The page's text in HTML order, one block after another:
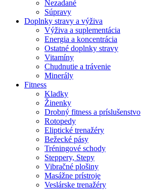
Nezadané
Súpravy
Doplnky stravy a výživa
Výživa a suplementácia
Energia a koncentrácia
Ostatné doplnky stravy
Vitamíny
Chudnutie a trávenie
Minerály
Fitness
Kladky
Žinenky
Drobný fitness a príslušenstvo
Rotopedy
Eliptické trenažéry
Bežecké pásy
Tréningové schody
Steppery, Stepy
Vibračné plošiny
Masážne prístroje
Veslárske trenažéry